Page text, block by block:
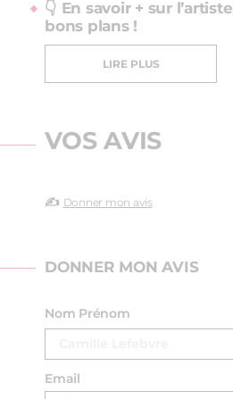
👇 En savoir + sur
bons plans !
LIRE PLUS
VOS AVIS
✍️ Donner mon avis
DONNER MON AVIS
Nom Prénom
Email